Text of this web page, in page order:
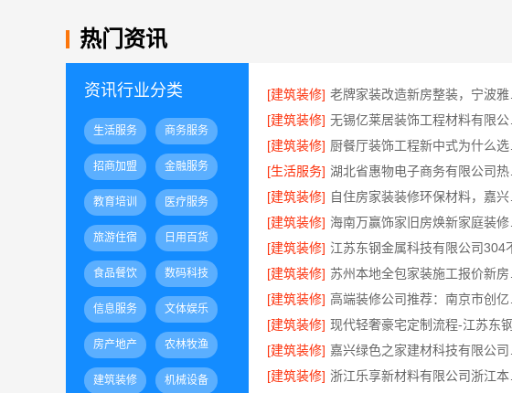
热门资讯
资讯行业分类
生活服务 商务服务
招商加盟 金融服务
教育培训 医疗服务
旅游住宿 日用百货
食品餐饮 数码科技
信息服务 文体娱乐
房产地产 农林牧渔
建筑装修 机械设备
[建筑装修]
[建筑装修]
[建筑装修]
[生活服务]
[建筑装修]
[建筑装修]
[建筑装修]
[建筑装修]
[建筑装修]
[建筑装修]
[建筑装修]
[建筑装修]